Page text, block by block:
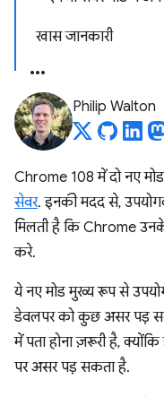
खास जानकारी
Philip Walton
Chrome 108 में दो नए मोड
सेवर. इनकी मदद से,
मिलती है कि Chrome
करे.
ये नए मोड मुख्य रूप से
डेवलपर को कुछ असर पड़
में पता होना ज़रूरी है,
पर असर पड़ सकता है.